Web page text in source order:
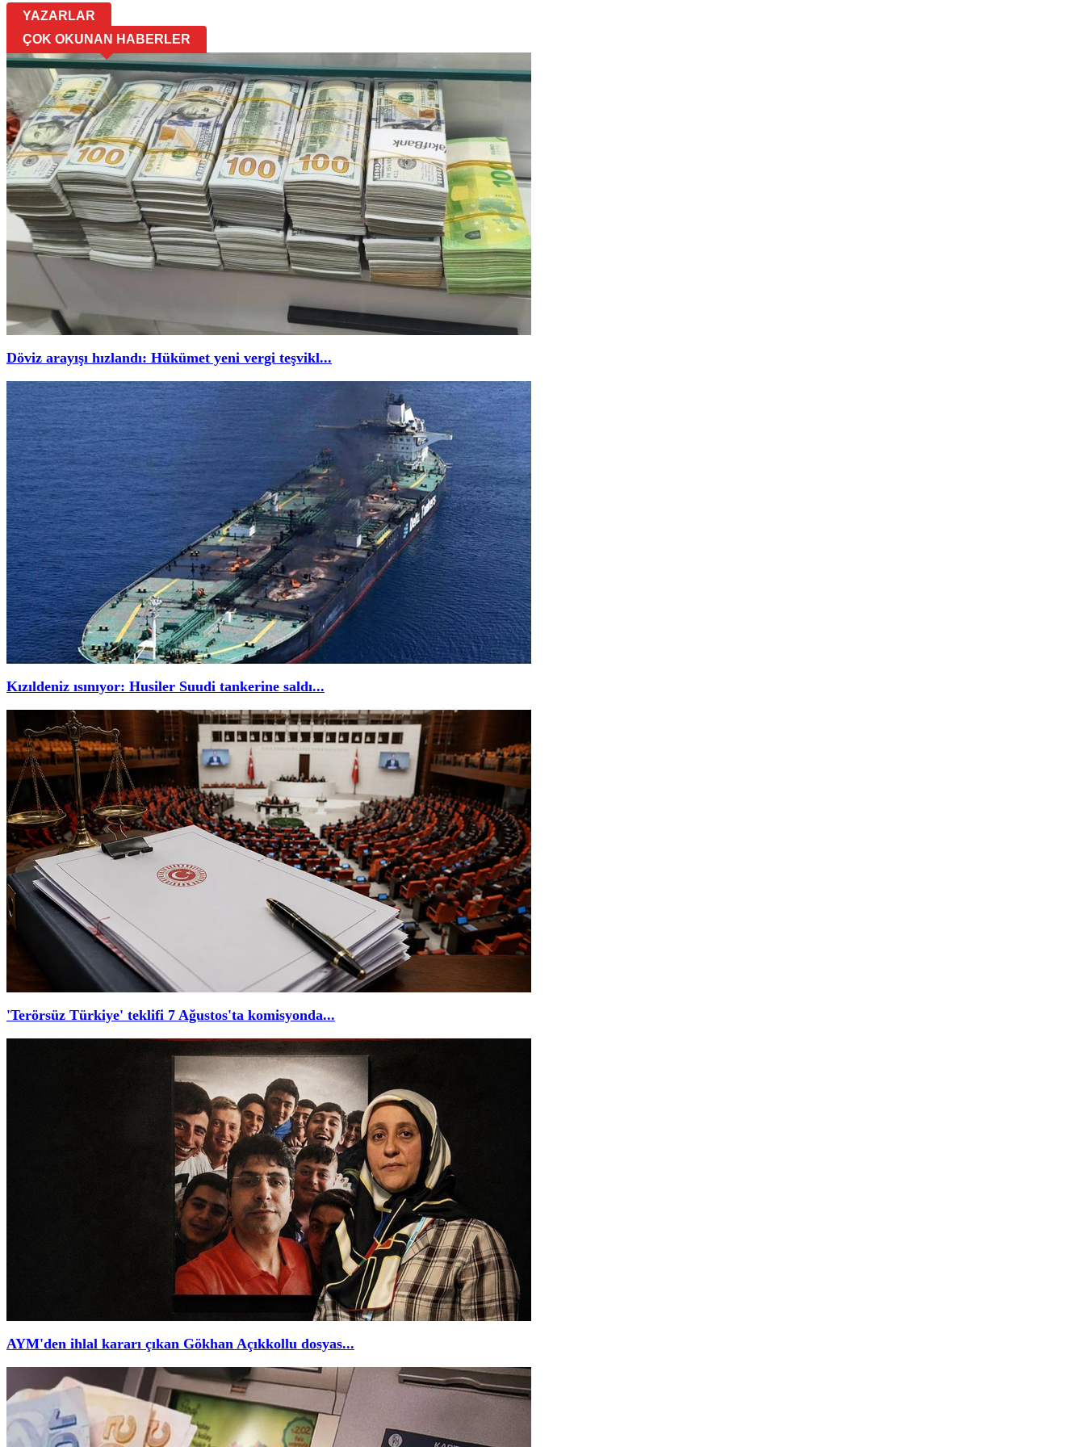
YAZARLAR
ÇOK OKUNAN HABERLER
Döviz arayışı hızlandı: Hükümet yeni vergi teşvikl...
Kızıldeniz ısınıyor: Husiler Suudi tankerine saldı...
'Terörsüz Türkiye' teklifi 7 Ağustos'ta komisyonda...
AYM'den ihlal kararı çıkan Gökhan Açıkkollu dosyas...